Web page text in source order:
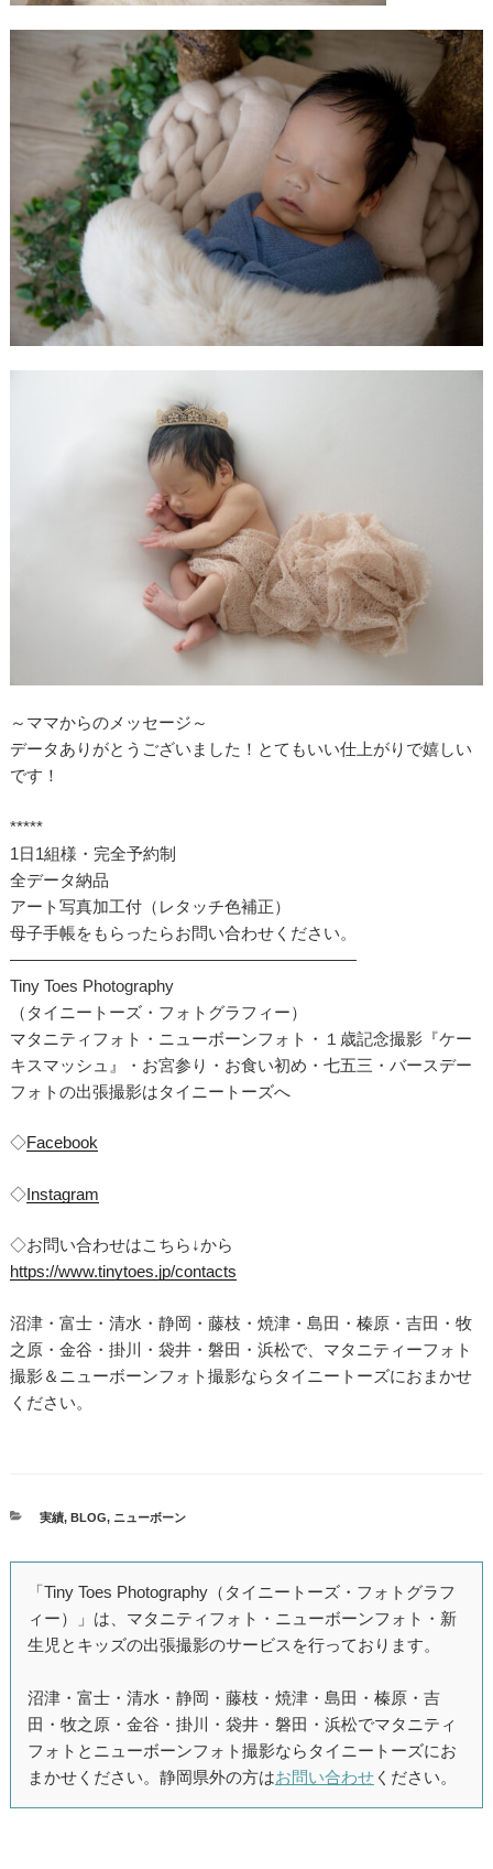
～ママからのメッセージ～
データありがとうございました！とてもいい仕上がりで嬉しい
です！
*****
1日1組様・完全予約制
全データ納品
アート写真加工付（レタッチ色補正）
母子手帳をもらったらお問い合わせください。
—————————————————————
Tiny Toes Photography
（タイニートーズ・フォトグラフィー）
マタニティフォト・ニューボーンフォト・１歳記念撮影『ケー
キスマッシュ』・お宮参り・お食い初め・七五三・バースデー
フォトの出張撮影はタイニートーズへ
◇Facebook
◇Instagram
◇お問い合わせはこちら↓から
https://www.tinytoes.jp/contacts
沼津・富士・清水・静岡・藤枝・焼津・島田・榛原・吉田・牧
之原・金谷・掛川・袋井・磐田・浜松で、マタニティーフォト
撮影＆ニューボーンフォト撮影ならタイニートーズにおまかせ
ください。
カ
ー
実績, BLOG, ニューボーン
「Tiny Toes Photography（タイニートーズ・フォトグラフ
ィー）」は、マタニティフォト・ニューボーンフォト・新
生児とキッズの出張撮影のサービスを行っております。
沼津・富士・清水・静岡・藤枝・焼津・島田・榛原・吉
田・牧之原・金谷・掛川・袋井・磐田・浜松でマタニティ
フォトとニューボーンフォト撮影ならタイニートーズにお
まかせください。静岡県外の方はお問い合わせください。